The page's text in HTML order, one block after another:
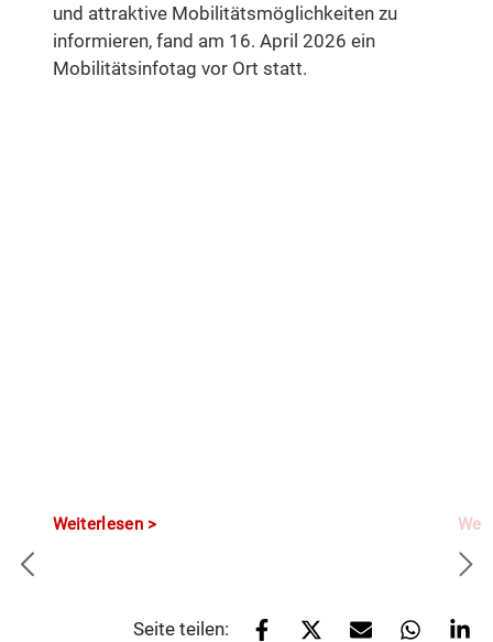
und attraktive Mobilitätsmöglichkeiten zu
informieren, fand am 16. April 2026 ein
Mobilitätsinfotag vor Ort statt.
Weiterlesen
Seite teilen: